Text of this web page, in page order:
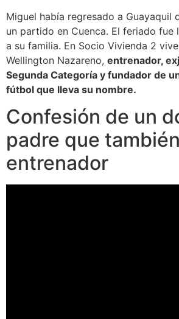
Miguel había regresado a Guayaquil
un partido en Cuenca. El feriado fue
a su familia. En Socio Vivienda 2
Wellington Nazareno, entrenador,
Segunda Categoría y fundador de
fútbol que lleva su nombre.
Confesión de un
padre que
entrenador